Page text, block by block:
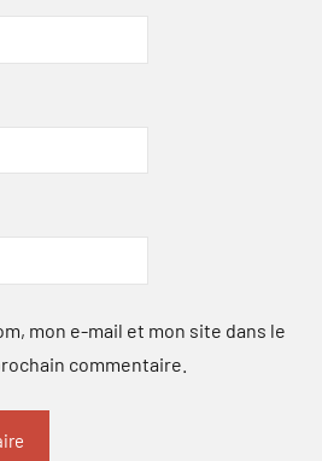
mon e-mail et mon site dans le
commentaire.